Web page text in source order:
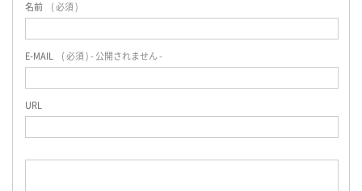
名前 ( 必須 )
E-MAIL ( 必須 ) - 公開されません -
URL